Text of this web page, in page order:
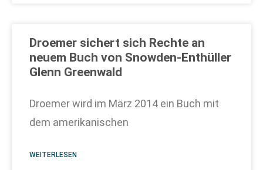
Droemer sichert sich Rechte an
neuem Buch von Snowden-Enthüller
Glenn Greenwald
Droemer wird im März 2014 ein Buch mit
dem amerikanischen
WEITERLESEN